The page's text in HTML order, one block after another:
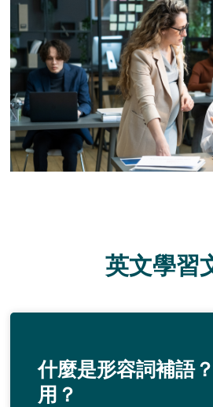
英文學習
什麼是形容詞補語
用？